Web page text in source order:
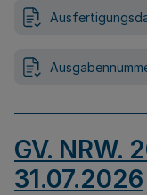
GV. NRW.
31.07.2026